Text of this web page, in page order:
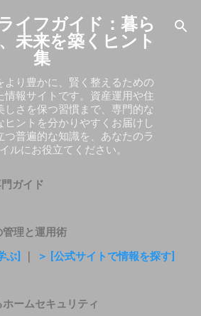
メイン コンテンツに移動
イフガイド：暮ら
未来を築くヒント
集
より豊かに、賢く整えるための
情報サイトです。資産運用や住
しさを保つ習慣まで、専門的な
ヒントを分かりやすくお届けし
つ普遍的な知識を、あなたのラ
ルにお役立てください。
ガイド
管理と運用術
ぶ]
＞ [公式サイトで情報を探す]
ホームセキュリティ